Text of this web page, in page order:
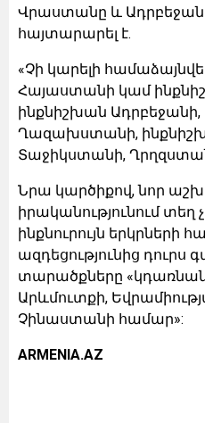
Վրաստանը և
հայտարարել է.
«Չի կարելի
Հայաստանի կամ
ինքնիշխան
Ղազախստանի,
Տաջիկստանի,
Նրա կարծիքով, նոր
իրականությունում տեղ
ինքնուրույն երկրների
ազդեցությունից դուրս
տարածքները
Արևմուտքի,
Չինաստանի համար»:
ARMENIA.AZ